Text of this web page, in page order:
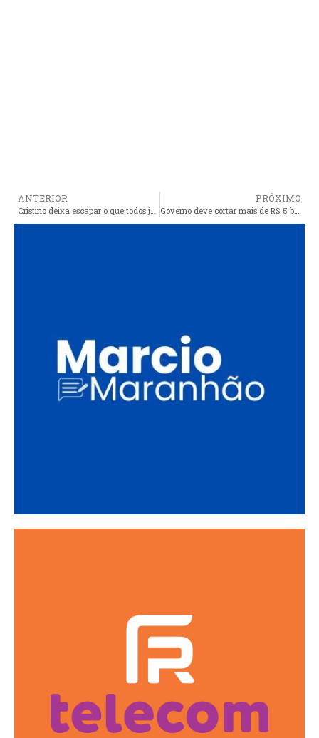
ANTERIOR
Cristino deixa escapar o que todos já desconfiavam: Estou querendo e tem alguns vereadores também querendo se aproximar do prefeito”
PRÓXIMO
Governo deve cortar mais de R$ 5 bi de benefícios irregulares do INSS